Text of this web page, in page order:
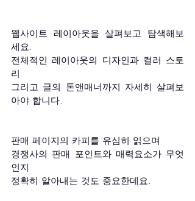
웹사이트 레이아웃을 살펴보고 탐색해보
세요.
전체적인 레이아웃의 디자인과 컬러 스토
리
그리고 글의 톤앤매너까지 자세히 살펴보
아야 합니다.
판매 페이지의 카피를 유심히 읽으며
경쟁사의 판매 포인트와 매력요소가 무엇
인지
정확히 알아내는 것도 중요한데요.